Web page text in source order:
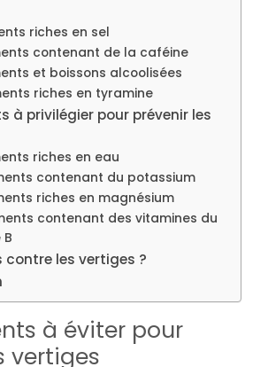
riches en sel
contenant de la caféine
et boissons alcoolisées
riches en tyramine
à privilégier pour prévenir les
riches en eau
contenant du potassium
riches en magnésium
contenant des vitamines du
contre les vertiges ?
à éviter pour
vertiges